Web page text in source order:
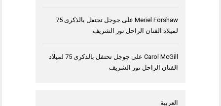
Meriel Forshaw على
جوجل تحتفل بالذكرى 75
لميلاد الفنان الراحل نور الشريف
Carol McGill على
جوجل تحتفل بالذكرى 75 لميلاد
الفنان الراحل نور الشريف
العربية